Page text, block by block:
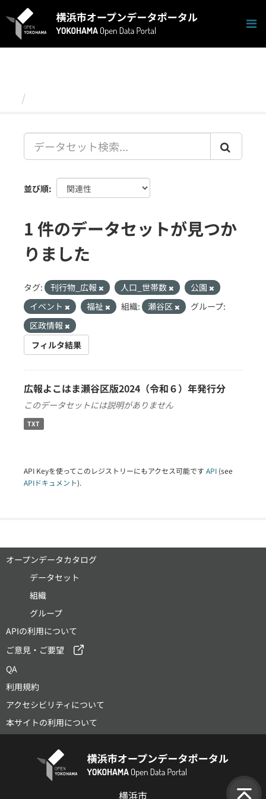
キ
並び順
1 件のデータセットが見つか
りました
タグ: 刊行物_広報 人口_世帯数
公園
イベント
福祉 組織: 瀬谷区
グループ:
区政情報
フィルタ結果
広報よこはま瀬谷区版2024（令和６）年発行分
このデータセットには説明がありません
TXT
API Keyを使ってこのレジストリーにもアクセス可能です API (see
APIドキュメント).
オープンデータカタログ
データセット
組織
グループ
APIの利用について
ご意見・ご要望
QA
利用規約
アクセシビリティについて
本サイトの利用について
横浜市